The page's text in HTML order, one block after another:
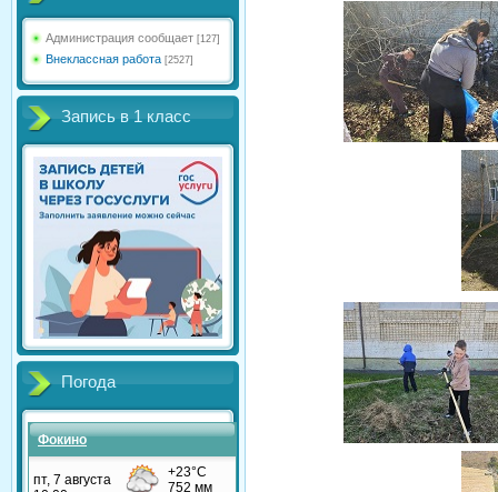
Администрация сообщает [127]
Внеклассная работа [2527]
Запись в 1 класс
Погода
Фокино